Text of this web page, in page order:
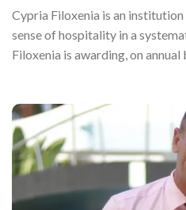
Cypria Filoxenia is an
sense of hospitality in a
Filoxenia is awarding, on annual